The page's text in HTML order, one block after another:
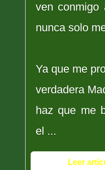
ven conmigo
nunca solo
Ya que me
verdadera
haz que me
el ...
Leer